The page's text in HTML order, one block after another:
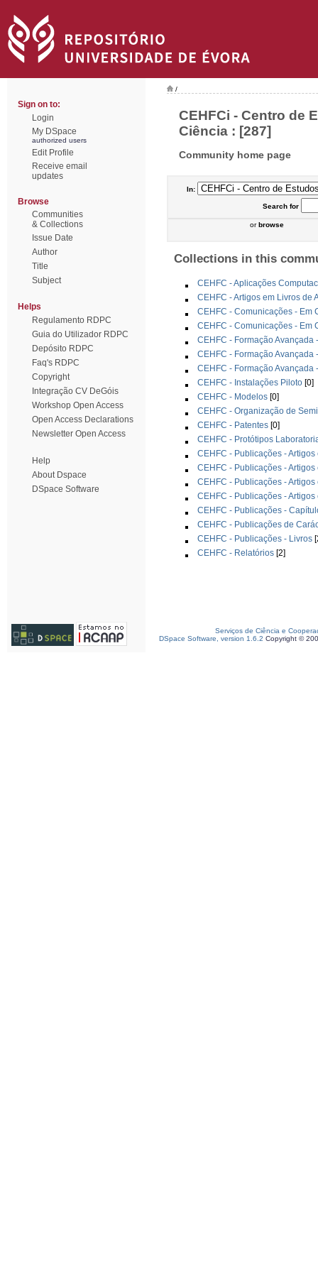
Sign on to:
Login
My DSpace
authorized users
Edit Profile
Receive email
updates
Browse
Communities
& Collections
Issue Date
Author
Title
Subject
Helps
Regulamento RDPC
Guia do Utilizador RDPC
Depósito RDPC
Faq's RDPC
Copyright
Integração CV DeGóis
Workshop Open Access
Open Access Declarations
Newsletter Open Access
Help
About Dspace
DSpace Software
/
CEHFCi - Centro de
Ciência : [287]
Community home page
In:
Searchfor
orbrowse
Collections in this
CEHFC - Aplicações
CEHFC - Artigos em Livros de
CEHFC - Comunicações - Em
CEHFC - Comunicações - Em
CEHFC - Formação Avançada
CEHFC - Formação Avançada
CEHFC - Formação Avançada
CEHFC - Instalações Piloto [0]
CEHFC - Modelos [0]
CEHFC - Organização de
CEHFC - Patentes [0]
CEHFC - Protótipos
CEHFC - Publicações -
CEHFC - Publicações -
CEHFC - Publicações -
CEHFC - Publicações -
CEHFC - Publicações -
CEHFC - Publicações de
CEHFC - Publicações - Livros
CEHFC - Relatórios [2]
Serviços de Ciência e
DSpace Software, version 1.6.2 Copyright ©